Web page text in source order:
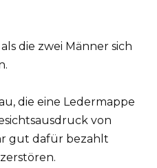
die zwei Männer sich
die eine Ledermappe
von
gut dafür bezahlt